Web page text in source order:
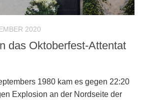
2020
das Oktoberfest-Attentat
1980 kam es gegen 22:20
Explosion an der Nordseite der